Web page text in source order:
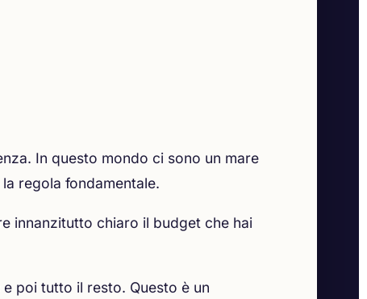
In questo mondo ci sono un mare
regola fondamentale.
innanzitutto chiaro il budget che hai
poi tutto il resto. Questo è un